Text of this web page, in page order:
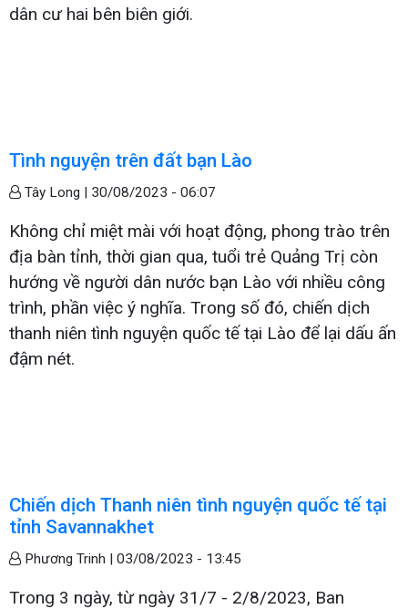
dân cư hai bên biên giới.
Tình nguyện trên đất bạn Lào
Tây Long | 30/08/2023 - 06:07
Không chỉ miệt mài với hoạt động, phong trào trên
địa bàn tỉnh, thời gian qua, tuổi trẻ Quảng Trị còn
hướng về người dân nước bạn Lào với nhiều công
trình, phần việc ý nghĩa. Trong số đó, chiến dịch
thanh niên tình nguyện quốc tế tại Lào để lại dấu ấn
đậm nét.
Chiến dịch Thanh niên tình nguyện quốc tế tại
tỉnh Savannakhet
Phương Trinh | 03/08/2023 - 13:45
Trong 3 ngày, từ ngày 31/7 - 2/8/2023, Ban